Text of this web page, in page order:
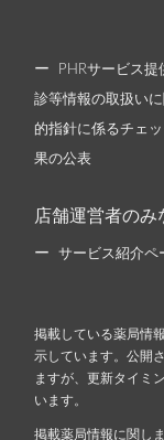
PHRサービス提
診等情報の取扱い
的指針に係るチェ
果の公表
店舗運営者のみ
サービス紹介ペ
掲載している薬局情
示しています。公開
ますが、更新タイミ
います。
掲載薬局情報に関し